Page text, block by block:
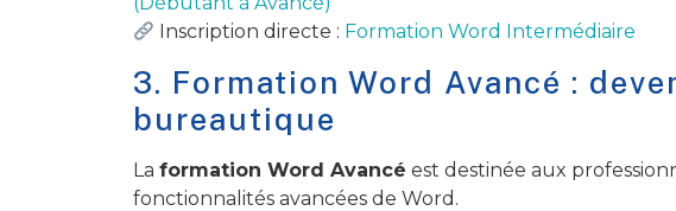
Inscription directe : Formation Word Intermédiaire
3. Formation Word Avancé :
bureautique
La formation Word Avancé est destinée aux
fonctionnalités avancées de Word.